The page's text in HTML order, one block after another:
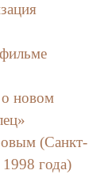
новом
(Санкт-
1998 года)